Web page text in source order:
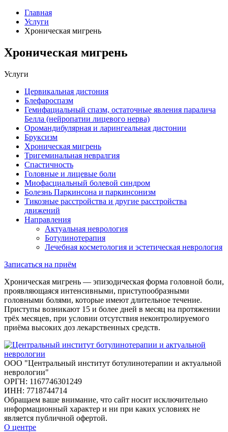
Главная
Услуги
Хроническая мигрень
Хроническая мигрень
Услуги
Цервикальная дистония
Блефароспазм
Гемифациальный спазм, остаточные явления паралича
Белла (нейропатии лицевого нерва)
Оромандибулярная и ларингеальная дистонии
Бруксизм
Хроническая мигрень
Тригеминальная невралгия
Спастичность
Головные и лицевые боли
Миофасциальный болевой синдром
Болезнь Паркинсона и паркинсонизм
Тикозные расстройства и другие расстройства
движений
Направления
Актуальная неврология
Ботулинотерапия
Лечебная косметология и эстетическая неврология
Записаться на приём
Хроническая мигрень — эпизодическая форма головной боли,
проявляющаяся интенсивными, приступообразными
головными болями, которые имеют длительное течение.
Приступы возникают 15 и более дней в месяц на протяжении
трёх месяцев, при условии отсутствия неконтролируемого
приёма высоких доз лекарственных средств.
ООО "Центральный институт ботулинотерапии и актуальной
неврологии"
ОРГН: 1167746301249
ИНН: 7718744714
Обращаем ваше внимание, что сайт носит исключительно
информационный характер и ни при каких условиях не
является публичной офертой.
О центре